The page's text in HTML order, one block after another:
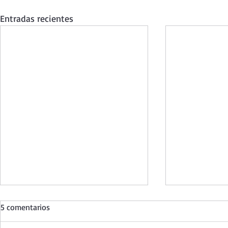
Entradas recientes
5 comentarios